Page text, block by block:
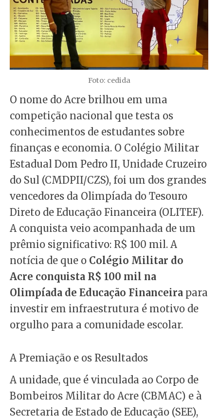
Foto: cedida
O nome do Acre brilhou em uma
competição nacional que testa os
conhecimentos de estudantes sobre
finanças e economia. O Colégio Militar
Estadual Dom Pedro II, Unidade Cruzeiro
do Sul (CMDPII/CZS), foi um dos grandes
vencedores da Olimpíada do Tesouro
Direto de Educação Financeira (OLITEF).
A conquista veio acompanhada de um
prêmio significativo: R$ 100 mil. A
notícia de que o Colégio Militar do
Acre conquista R$ 100 mil na
Olimpíada de Educação Financeira para
investir em infraestrutura é motivo de
orgulho para a comunidade escolar.
A Premiação e os Resultados
A unidade, que é vinculada ao Corpo de
Bombeiros Militar do Acre (CBMAC) e à
Secretaria de Estado de Educação (SEE),